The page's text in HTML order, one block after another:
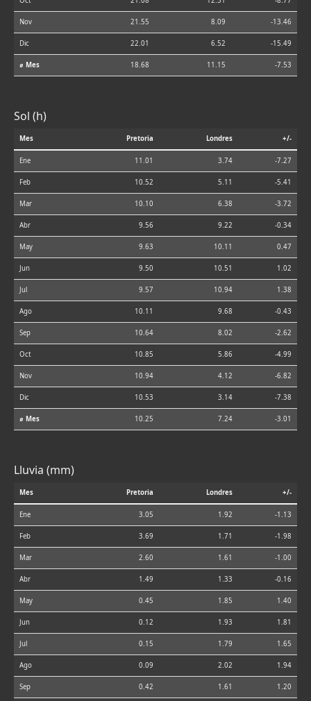
Nov 21.55 8.09 -13.46
Dic 22.01 6.52 -15.49
⌀ Mes 18.68 11.15 -7.53
Sol (h)
Mes Pretoria Londres +/-
Ene 11.01 3.74 -7.27
Feb 10.52 5.11 -5.41
Mar 10.10 6.38 -3.72
Abr 9.56 9.22 -0.34
May 9.63 10.11 0.47
Jun 9.50 10.51 1.02
Jul 9.57 10.94 1.38
Ago 10.11 9.68 -0.43
Sep 10.64 8.02 -2.62
Oct 10.85 5.86 -4.99
Nov 10.94 4.12 -6.82
Dic 10.53 3.14 -7.38
⌀ Mes 10.25 7.24 -3.01
Lluvia (mm)
Mes Pretoria Londres +/-
Ene 3.05 1.92 -1.13
Feb 3.69 1.71 -1.98
Mar 2.60 1.61 -1.00
Abr 1.49 1.33 -0.16
May 0.45 1.85 1.40
Jun 0.12 1.93 1.81
Jul 0.15 1.79 1.65
Ago 0.09 2.02 1.94
Sep 0.42 1.61 1.20